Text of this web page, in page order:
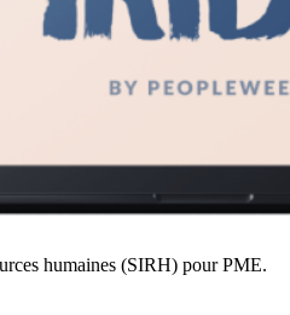
humaines (SIRH) pour PME.